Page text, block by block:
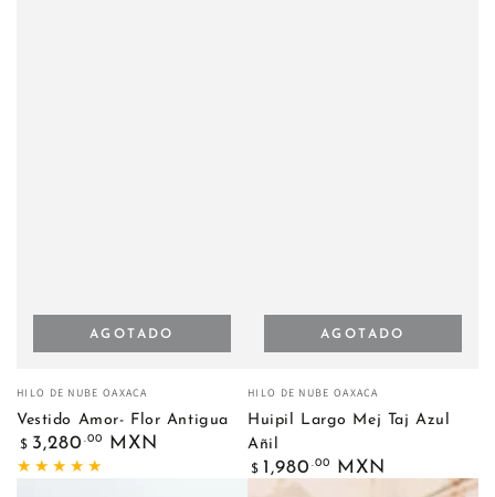
Vendedor:
HILO DE NUBE OAXACA
Vestido Amor- Flor Antigua
Precio
regular
$ 3,280 .00 MXN
AGOTADO
Vendedor:
HILO DE NUBE OAXACA
Huipil Largo Mej Taj Azul
Añil
Precio
regular
$ 1,980 .00 MXN
AGOTADO